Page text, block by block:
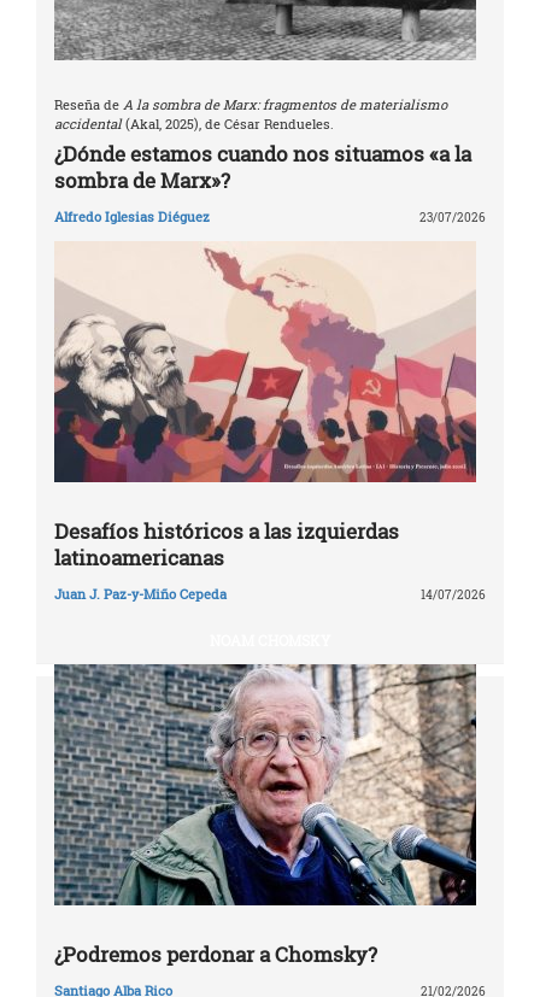
Reseña de A la sombra de Marx: fragmentos de materialismo
accidental(Akal, 2025), de César Rendueles.
¿Dónde estamos cuando nos situamos «a la
sombra de Marx»?
Alfredo Iglesias Diéguez 23/07/2026
Desafíos históricos a las izquierdas
latinoamericanas
Juan J. Paz-y-Miño Cepeda 14/07/2026
¿Podremos perdonar a Chomsky?
Santiago Alba Rico 21/02/2026